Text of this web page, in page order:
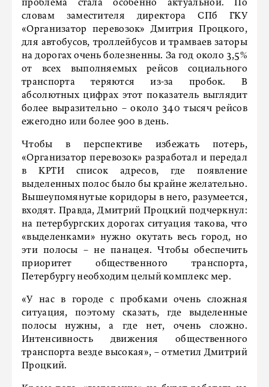
проблема стала особенно актуальной. По
словам заместителя директора СПб ГКУ
«Организатор перевозок» Дмитрия Процкого,
для автобусов, троллейбусов и трамваев заторы
на дорогах очень болезненны. За год около 3,5%
от всех выполняемых рейсов социального
транспорта теряются из-за пробок. В
абсолютных цифрах этот показатель выглядит
более выразительно – около 340 тысяч рейсов
ежегодно или более 900 в день.
Чтобы в перспективе избежать потерь,
«Организатор перевозок» разработал и передал
в КРТИ список адресов, где появление
выделенных полос было бы крайне желательно.
Вышеупомянутые коридоры в него, разумеется,
входят. Правда, Дмитрий Процкий подчеркнул:
на петербургских дорогах ситуация такова, что
«выделенками» нужно окутать весь город, но
эти полосы – не панацея. Чтобы обеспечить
приоритет общественного транспорта,
Петербургу необходим целый комплекс мер.
«У нас в городе с пробками очень сложная
ситуация, поэтому сказать, где выделенные
полосы нужны, а где нет, очень сложно.
Интенсивность движения общественного
транспорта везде высокая», – отметил Дмитрий
Процкий.